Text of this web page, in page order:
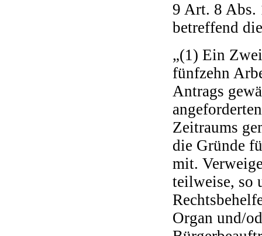
9 Art. 8 Abs.
betreffend
„(1) Ein
fünfzehn
Antrags
Zeitraums
die Gründe
mit.
teilweise, so
Organ und/